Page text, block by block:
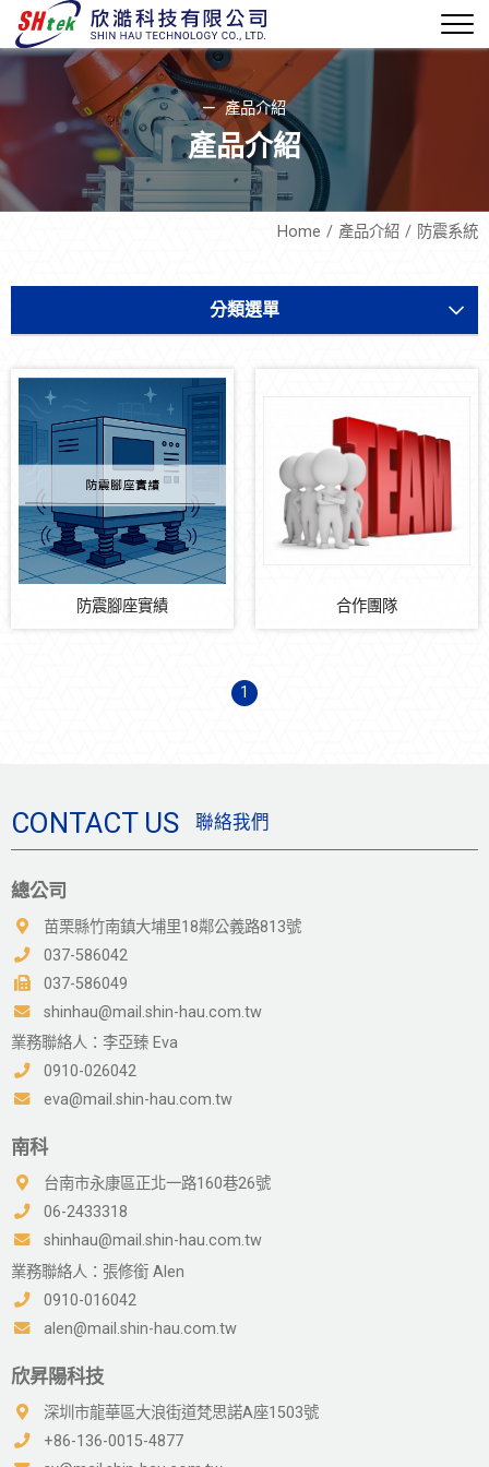
產品介紹
產品介紹
Home 產品介紹 防震系統
分類選單
軟體機電
設備開發
設備耗材
防震系統
防震腳座實績
合作團隊防震腳座實績 合作團隊
1
CONTACT US 聯絡我們
總公司
苗栗縣竹南鎮大埔里18鄰公義路813號
037-586042
037-586049
shinhau@mail.shin-hau.com.tw
業務聯絡人：李亞臻 Eva
0910-026042
eva@mail.shin-hau.com.tw
南科
台南市永康區正北一路160巷26號
06-2433318
shinhau@mail.shin-hau.com.tw
業務聯絡人：張修銜 Alen
0910-016042
alen@mail.shin-hau.com.tw
欣昇陽科技
深圳市龍華區大浪街道梵思諾A座1503號
+86-136-0015-4877